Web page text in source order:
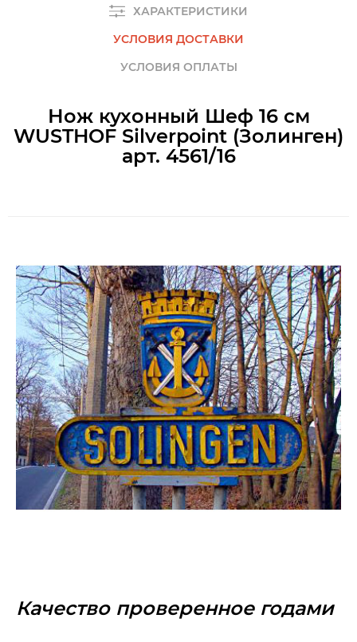
ХАРАКТЕРИСТИКИ
УСЛОВИЯ ДОСТАВКИ
УСЛОВИЯ ОПЛАТЫ
Нож кухонный Шеф 16 см
WUSTHOF Silverpoint (Золинген)
арт. 4561/16
Качество проверенное годами